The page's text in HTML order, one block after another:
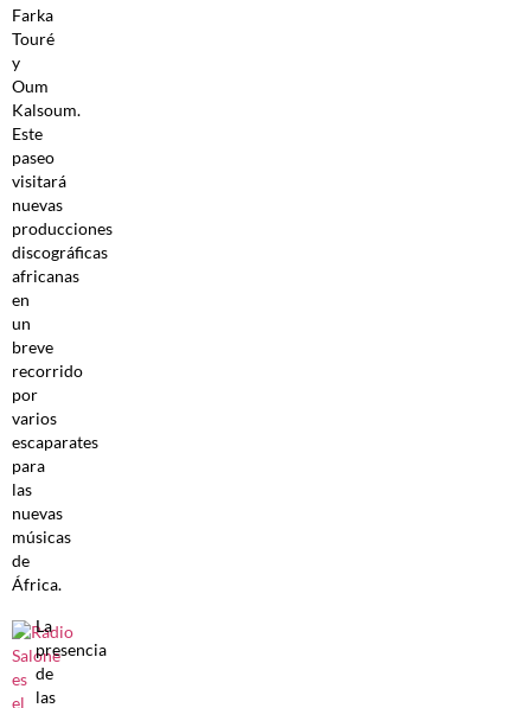
Farka
Touré
y
Oum
Kalsoum.
Este
paseo
visitará
nuevas
producciones
discográficas
africanas
en
un
breve
recorrido
por
varios
escaparates
para
las
nuevas
músicas
de
África.
La
presencia
de
las